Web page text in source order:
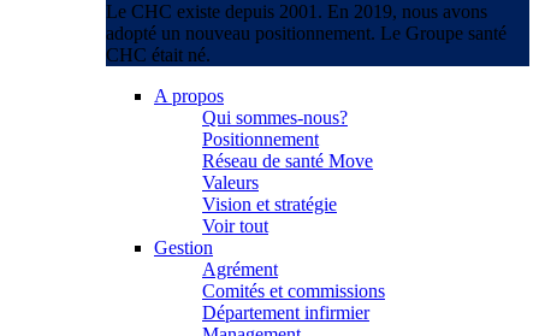
Le CHC existe depuis 2001. En 2019, nous avons
adopté un nouveau positionnement. Le Groupe santé
CHC était né.
A propos
Qui sommes-nous?
Positionnement
Réseau de santé Move
Valeurs
Vision et stratégie
Voir tout
Gestion
Agrément
Comités et commissions
Département infirmier